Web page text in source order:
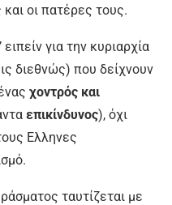
οι πατέρες τους.
για την κυριαρχία
διεθνώς) που δείχνουν
χοντρός και
επικίνδυνος), όχι
Ελληνες
ταυτίζεται με